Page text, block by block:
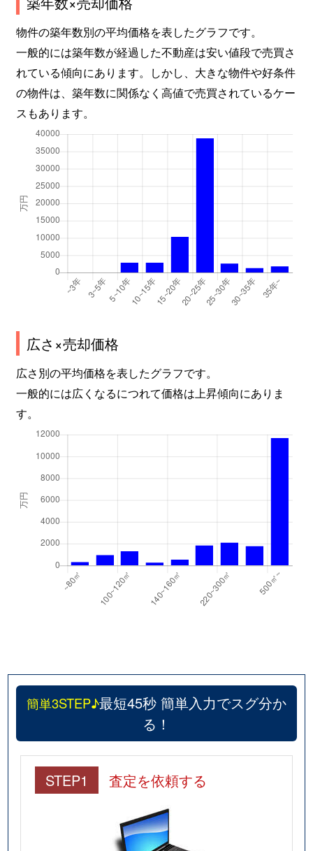
物件の築年数別の平均価格を表したグラフです。
一般的には築年数が経過した不動産は安い値段で売買さ
れている傾向にあります。しかし、大きな物件や好条件
の物件は、築年数に関係なく高値で売買されているケー
スもあります。
広さ×売却価格
広さ別の平均価格を表したグラフです。
一般的には広くなるにつれて価格は上昇傾向にありま
す。
簡単3STEP♪最短45秒 簡単入力でスグ分か
る！
STEP1 査定を依頼する